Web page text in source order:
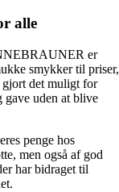
alle
er
smykker til priser,
gjort det muligt for
gave uden at blive
penge hos
men også af god
har bidraget til